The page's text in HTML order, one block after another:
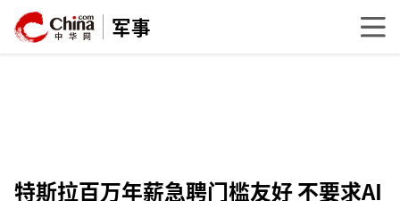
军事
特斯拉百万年薪急聘门槛友好 不要求AI